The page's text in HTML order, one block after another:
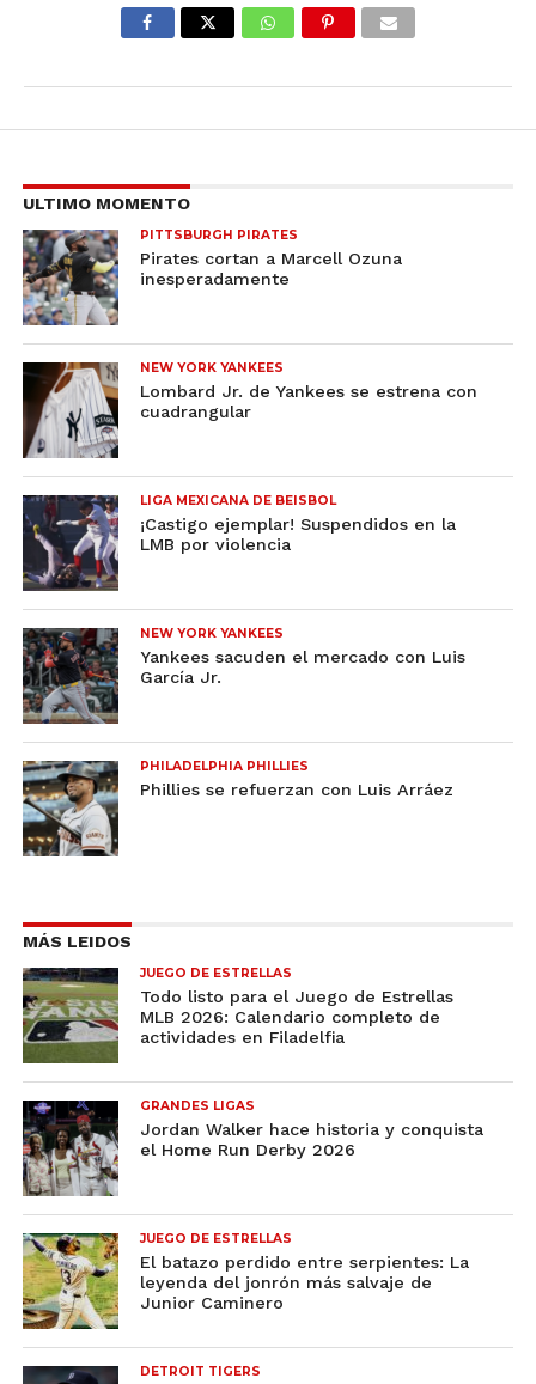
ULTIMO MOMENTO
PITTSBURGH PIRATES
Pirates cortan a Marcell Ozuna
inesperadamente
NEW YORK YANKEES
Lombard Jr. de Yankees se estrena con
cuadrangular
LIGA MEXICANA DE BEISBOL
¡Castigo ejemplar! Suspendidos en la
LMB por violencia
NEW YORK YANKEES
Yankees sacuden el mercado con Luis
García Jr.
PHILADELPHIA PHILLIES
Phillies se refuerzan con Luis Arráez
MÁS LEIDOS
JUEGO DE ESTRELLAS
Todo listo para el Juego de Estrellas
MLB 2026: Calendario completo de
actividades en Filadelfia
GRANDES LIGAS
Jordan Walker hace historia y conquista
el Home Run Derby 2026
JUEGO DE ESTRELLAS
El batazo perdido entre serpientes: La
leyenda del jonrón más salvaje de
Junior Caminero
DETROIT TIGERS